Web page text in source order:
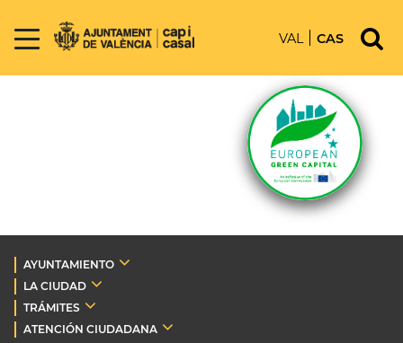
VAL CAS
AYUNTAMIENTO
LA CIUDAD
TRÁMITES
ATENCIÓN CIUDADANA